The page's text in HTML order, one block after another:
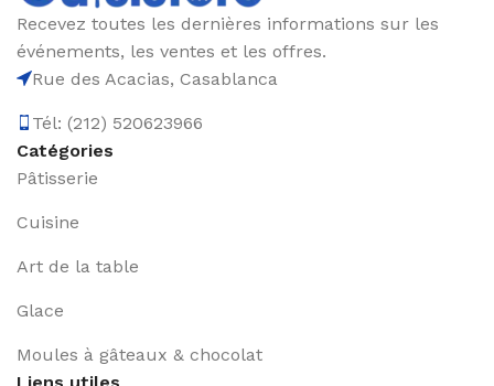
Recevez toutes les dernières informations sur les
événements, les ventes et les offres.
Rue des Acacias, Casablanca
Tél: (212) 520623966
Catégories
Pâtisserie
Cuisine
Art de la table
Glace
Moules à gâteaux & chocolat